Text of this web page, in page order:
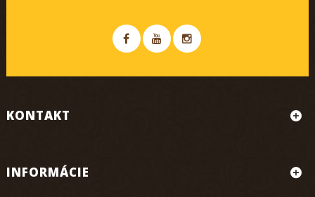
KONTAKT
INFORMÁCIE